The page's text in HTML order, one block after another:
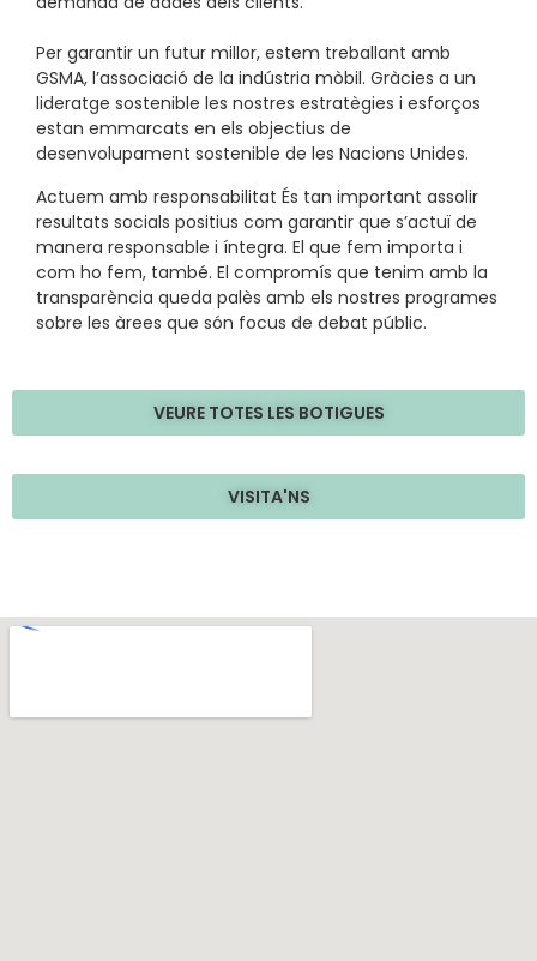
Per garantir un futur millor, estem treballant amb
GSMA, l’associació de la indústria mòbil. Gràcies a un
lideratge sostenible les nostres estratègies i esforços
estan emmarcats en els objectius de
desenvolupament sostenible de les Nacions Unides.
Actuem amb responsabilitat És tan important assolir
resultats socials positius com garantir que s’actuï de
manera responsable i íntegra. El que fem importa i
com ho fem, també. El compromís que tenim amb la
transparència queda palès amb els nostres programes
sobre les àrees que són focus de debat públic.
VEURE TOTES LES BOTIGUES
VISITA'NS